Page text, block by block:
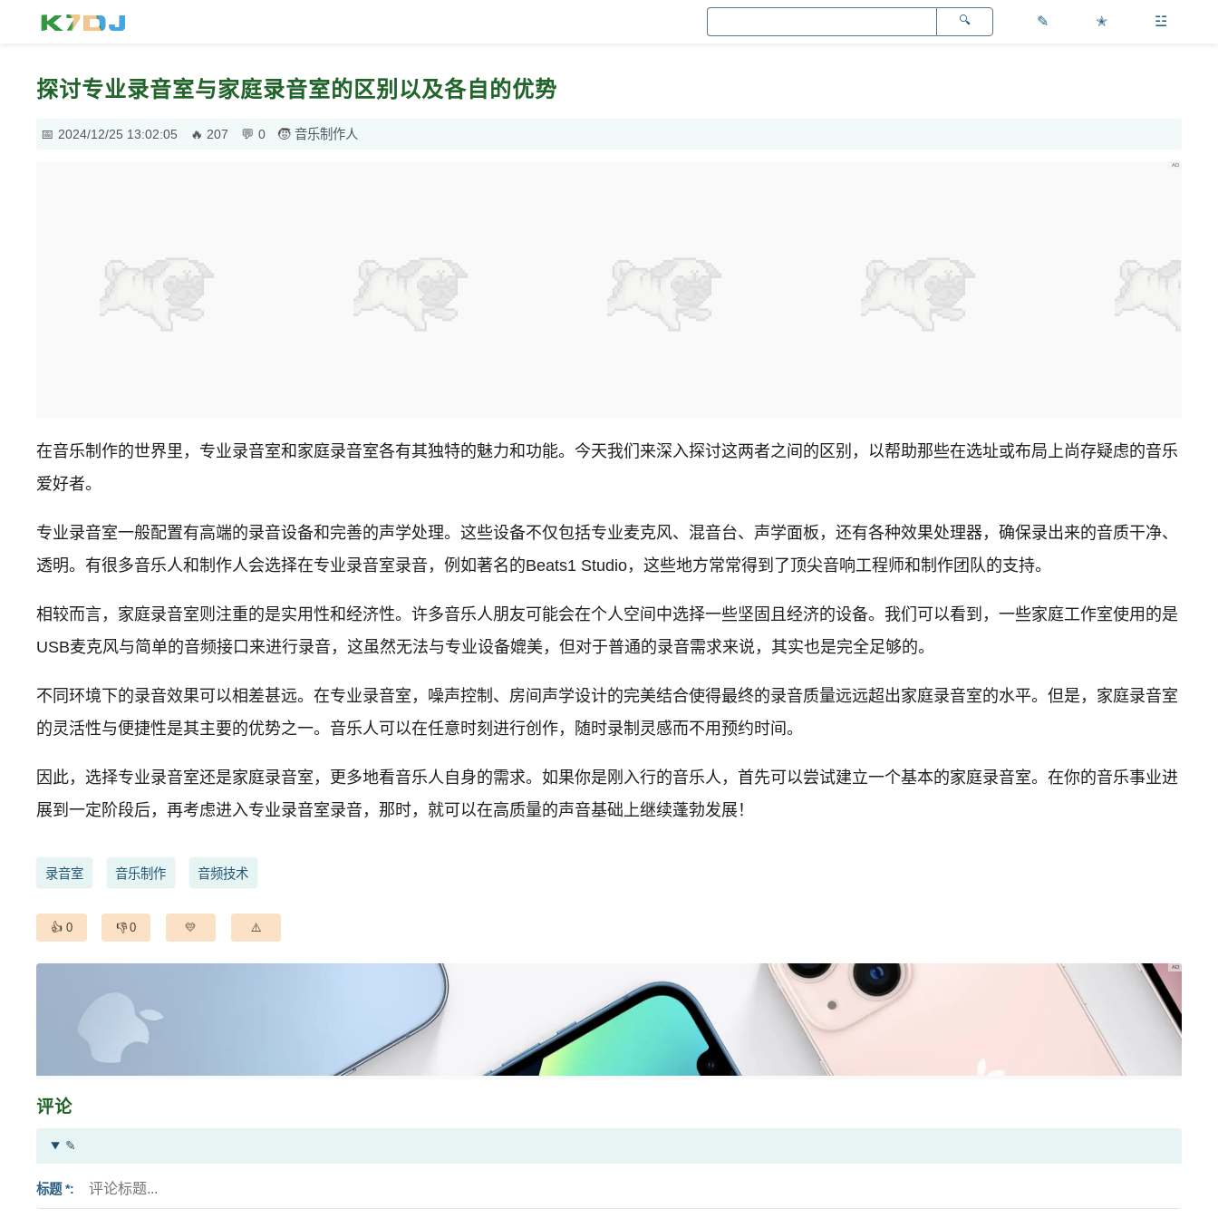
✎ ✭ ☳
探讨专业录音室与家庭录音室的区别以及各自的优势
2024/12/25 13:02:05 207 0 音乐制作人
在音乐制作的世界里，专业录音室和家庭录音室各有其独特的魅力和功能。今天我们来深入探讨这两者之间的区别，以帮助那些在选址或布局上尚存疑虑的音乐
爱好者。
专业录音室一般配置有高端的录音设备和完善的声学处理。这些设备不仅包括专业麦克风、混音台、声学面板，还有各种效果处理器，确保录出来的音质干净、
透明。有很多音乐人和制作人会选择在专业录音室录音，例如著名的Beats1 Studio，这些地方常常得到了顶尖音响工程师和制作团队的支持。
相较而言，家庭录音室则注重的是实用性和经济性。许多音乐人朋友可能会在个人空间中选择一些坚固且经济的设备。我们可以看到，一些家庭工作室使用的是
USB麦克风与简单的音频接口来进行录音，这虽然无法与专业设备媲美，但对于普通的录音需求来说，其实也是完全足够的。
不同环境下的录音效果可以相差甚远。在专业录音室，噪声控制、房间声学设计的完美结合使得最终的录音质量远远超出家庭录音室的水平。但是，家庭录音室
的灵活性与便捷性是其主要的优势之一。音乐人可以在任意时刻进行创作，随时录制灵感而不用预约时间。
因此，选择专业录音室还是家庭录音室，更多地看音乐人自身的需求。如果你是刚入行的音乐人，首先可以尝试建立一个基本的家庭录音室。在你的音乐事业进
展到一定阶段后，再考虑进入专业录音室录音，那时，就可以在高质量的声音基础上继续蓬勃发展！
录音室 音乐制作 音频技术
0 0
评论
✎
标题 *